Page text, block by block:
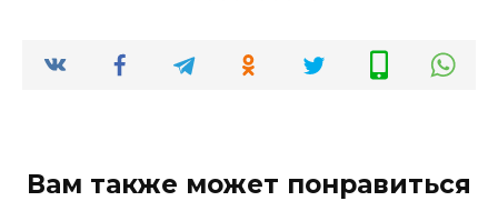
Вам также может понравиться